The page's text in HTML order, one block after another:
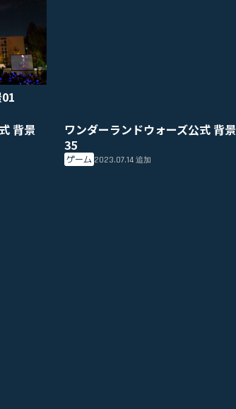
背景
ワンダーランドウォーズ公式 背景
35
ゲーム 2023.07.14追加